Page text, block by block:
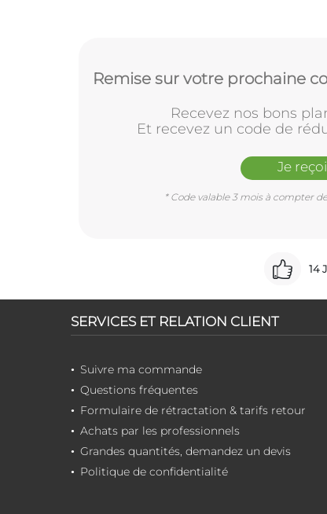
Remise sur votre prochaine
Recevez nos bons
Et recevez un code de
Je
* Code valable 3 mois à compter
14
SERVICES ET RELATION CLIENT
Suivre ma commande
Questions fréquentes
Formulaire de rétractation & tarifs retour
Achats par les professionnels
Grandes quantités, demandez un devis
Politique de confidentialité